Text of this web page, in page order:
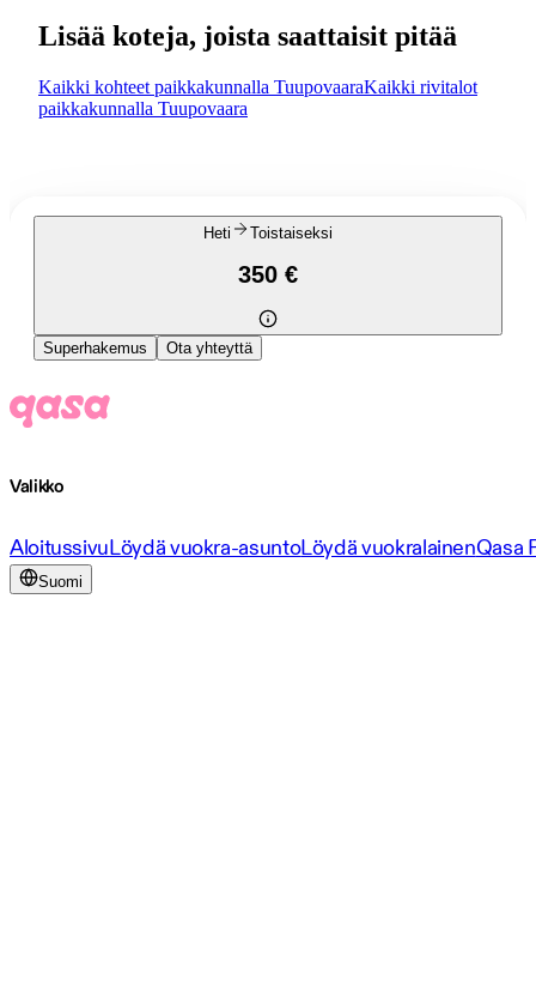
Lisää koteja, joista saattaisit pitää
Kaikki kohteet paikkakunnalla TuupovaaraKaikki rivitalot
paikkakunnalla Tuupovaara
Heti Toistaiseksi
350 €
Superhakemus Ota yhteyttä
Valikko
AloitussivuLöydä vuokra-asuntoLöydä vuokralainenQasa
Suomi